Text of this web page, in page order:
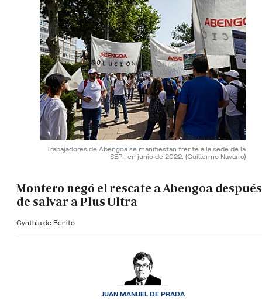
Trabajadores de Abengoa se manifiestan frente a la sede de la
SEPI, en junio de 2022. (Guillermo Navarro)
Montero negó el rescate a Abengoa después
de salvar a Plus Ultra
Cynthia de Benito
JUAN MANUEL DE PRADA